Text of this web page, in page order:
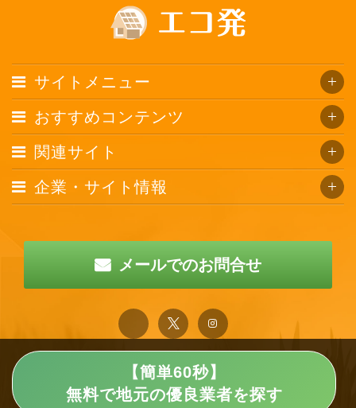
【簡単60秒】
無料で地元の優良業者を探す
サイトメニュー
おすすめコンテンツ
関連サイト
企業・サイト情報
メールでのお問合せ